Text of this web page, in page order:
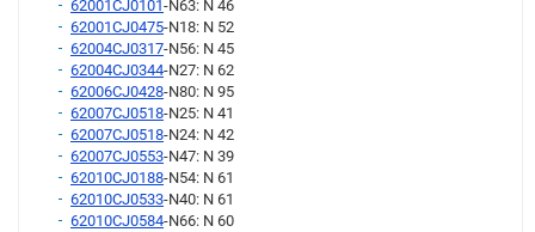
62001CJ0101-N63: N 46
62001CJ0475-N18: N 52
62004CJ0317-N56: N 45
62004CJ0344-N27: N 62
62006CJ0428-N80: N 95
62007CJ0518-N25: N 41
62007CJ0518-N24: N 42
62007CJ0553-N47: N 39
62010CJ0188-N54: N 61
62010CJ0533-N40: N 61
62010CJ0584-N66: N 60